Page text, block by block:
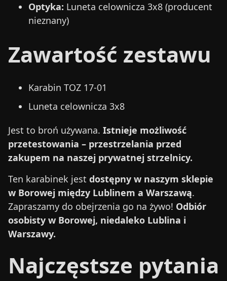
Optyka: Luneta celownicza 3x8 (producent
nieznany)
Zawartość zestawu
Karabin TOZ 17-01
Luneta celownicza 3x8
Jest to broń używana. Istnieje możliwość
przetestowania – przestrzelania przed
zakupem na naszej prywatnej strzelnicy.
Ten karabinek jest dostępny w naszym sklepie
w Borowej między Lublinem a Warszawą.
Zapraszamy do obejrzenia go na żywo! Odbiór
osobisty w Borowej, niedaleko Lublina i
Warszawy.
Najczęstsze pytania